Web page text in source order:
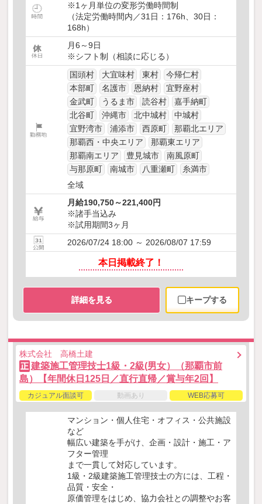
※1ヶ月単位の変形労働時間制
（法定労働時間内／31日：176h、30日：
168h）
月6～9日
※シフト制（相談に応じる）
国頭村
大宜味村 東村
今帰仁村
本部町
名護市 恩納村
宜野座村
金武町
うるま市 読谷村
嘉手納町
北谷町
沖縄市 北中城村
中城村
宜野湾市
浦添市 西原町
那覇北エリア
那覇西・中央エリア
那覇東エリア
那覇南エリア
豊見城市
南風原町
与那原町
南城市 八重瀬町
糸満市
全域
月給190,750～221,400円
※諸手当込み
※試用期間3ヶ月
2026/07/24 18:00 ～ 2026/08/07 17:59
本日掲載終了！
詳細を見る キープする
株式会社 高橋土建
正 建築施工管理技士1級・2級(男女）（那覇市前
島）【年間休日125日／直行直帰／賞与年2回】
カジュアル面談可 動画あり WEB応募可
マンション・個人住宅・オフィス・公共施設
など
幅広い建築を手がけ、企画・設計・施工・ア
フター管理
まで一貫して対応しています。
1級・2級建築施工管理技士の方には、工程・
品質・安全・
原価管理をはじめ、協力会社との調整やお客